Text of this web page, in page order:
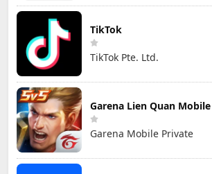
TikTok
TikTok Pte. Ltd.
Garena Lien Quan Mobile
Garena Mobile Private